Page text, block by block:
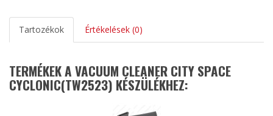
Tartozékok Értékelések (0)
TERMÉKEK A VACUUM CLEANER CITY SPACE
CYCLONIC(TW2523) KÉSZÜLÉKHEZ: